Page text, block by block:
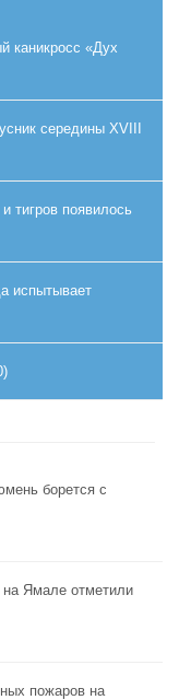
каникросс «Дух
середины XVIII
тигров появилось
испытывает
борется с
Ямале отметили
пожаров на